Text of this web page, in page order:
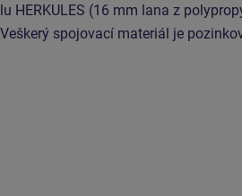
HERKULES (16 mm lana z
spojovací materiál je